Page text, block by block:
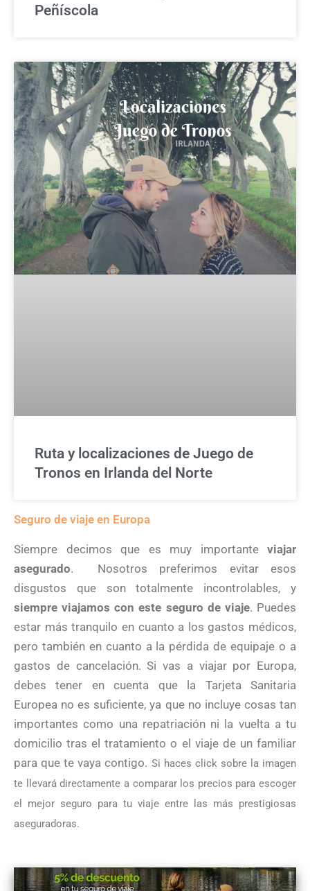
Peñíscola
Ruta y localizaciones de Juego de
Tronos en Irlanda del Norte
Seguro de viaje en Europa
Siempre decimos que es muy importante viajar
asegurado. Nosotros preferimos evitar esos
disgustos que son totalmente incontrolables, y
siempre viajamos con este seguro de viaje. Puedes
estar más tranquilo en cuanto a los gastos médicos,
pero también en cuanto a la pérdida de equipaje o a
gastos de cancelación. Si vas a viajar por Europa,
debes tener en cuenta que la Tarjeta Sanitaria
Europea no es suficiente, ya que no incluye cosas tan
importantes como una repatriación ni la vuelta a tu
domicilio tras el tratamiento o el viaje de un familiar
para que te vaya contigo. Si haces click sobre la imagen
te llevará directamente a comparar los precios para escoger
el mejor seguro para tu viaje entre las más prestigiosas
aseguradoras.